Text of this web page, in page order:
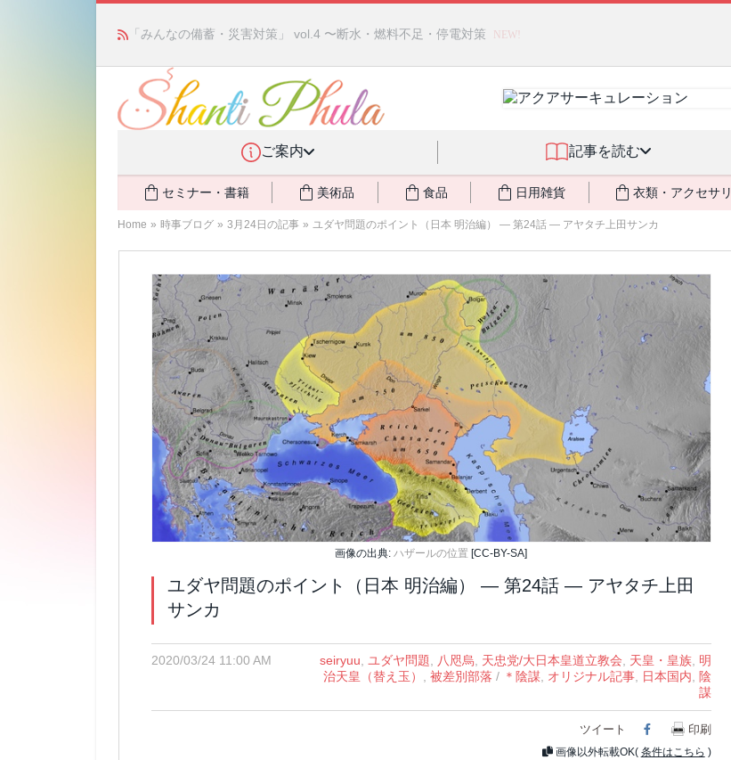
「みんなの備蓄・災害対策」 vol.4 〜断水・燃料不足・停電対策 NEW!
ご案内 記事を読む
セミナー・書籍 美術品 食品 日用雑貨 衣類・アクセサリ
Home » 時事ブログ » 3月24日の記事 » ユダヤ問題のポイント（日本 明治編） ― 第24話 ― アヤタチ上田サンカ
画像の出典:ハザールの位置 [CC-BY-SA]
ユダヤ問題のポイント（日本 明治編） ― 第24話 ― アヤタチ上田
サンカ
2020/03/24 11:00 AM seiryuu ユダヤ問題 八咫烏 天忠党/大日本皇道立教会 天皇・皇族, 明
治天皇（替え玉）
被差別部落 / ＊陰謀, オリジナル記事, 日本国内
陰
謀
ツイート Facebook
印刷
画像以外転載OK( 条件はこちら )